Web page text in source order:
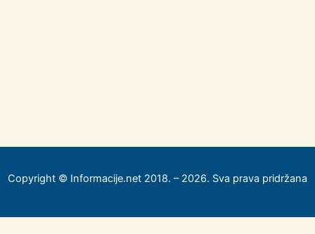
Copyright © Informacije.net 2018. – 2026. Sva prava pridržana